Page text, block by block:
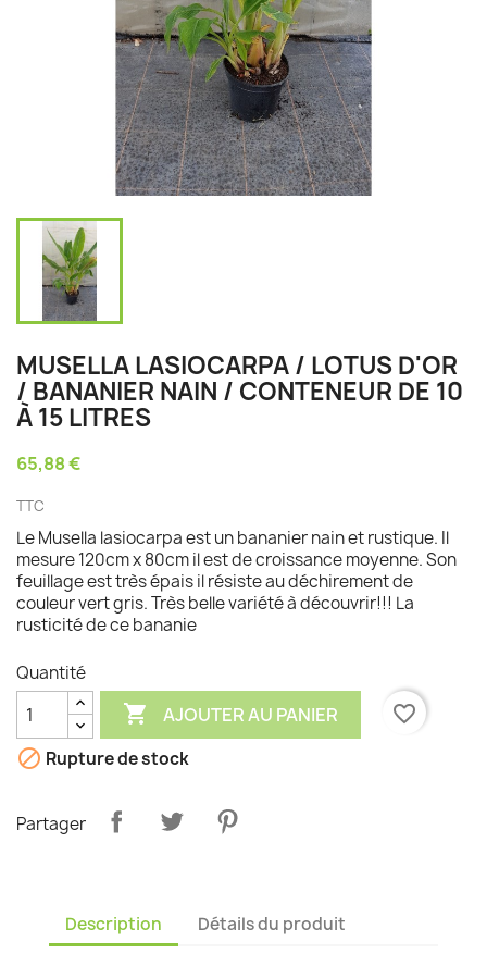
MUSELLA LASIOCARPA / LOTUS D'OR
/ BANANIER NAIN / CONTENEUR DE 10
À 15 LITRES
65,88 €
TTC
Le Musella lasiocarpa est un bananier nain et rustique. Il
mesure 120cm x 80cm il est de croissance moyenne. Son
feuillage est très épais il résiste au déchirement de
couleur vert gris. Très belle variété à découvrir!!! La
rusticité de ce bananie
Quantité
 AJOUTER AU PANIER
favorite_border
 Rupture de stock
Partager
Description Détails du produit